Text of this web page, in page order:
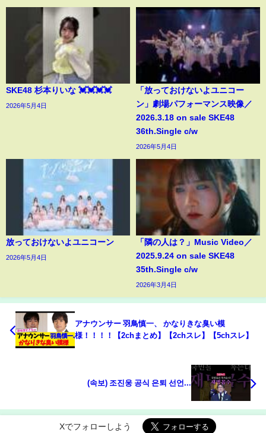
SKE48 杉本りいな 💓💓💓💓
2026年5月4日
「放っておけないよユニコー
ン」劇場パフォーマンス映像／
2026.3.18 on sale SKE48
36th.Single c/w
2026年5月4日
放っておけないよユニコーン
2026年5月4日
「隣の人は？」Music Video／
2025.9.24 on sale SKE48
35th.Single c/w
2026年3月4日
アナウンサー 羽鳥慎一、 かなりきな臭い模
様！！！！【2chまとめ】【2chスレ】【5chスレ】
(속보) 조진웅 공식 은퇴 선언...
Xでフォローしよう